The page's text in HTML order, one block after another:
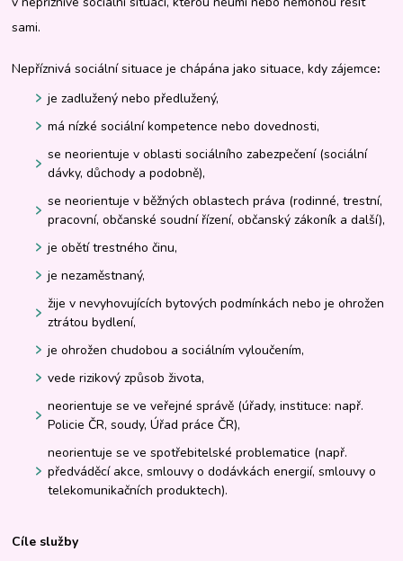
sami.
Nepříznivá sociální situace je chápána jako situace, kdy zájemce:
je zadlužený nebo předlužený,
má nízké sociální kompetence nebo dovednosti,
se neorientuje v oblasti sociálního zabezpečení (sociální
dávky, důchody a podobně),
se neorientuje v běžných oblastech práva (rodinné, trestní,
pracovní, občanské soudní řízení, občanský zákoník a další),
je obětí trestného činu,
je nezaměstnaný,
žije v nevyhovujících bytových podmínkách nebo je ohrožen
ztrátou bydlení,
je ohrožen chudobou a sociálním vyloučením,
vede rizikový způsob života,
neorientuje se ve veřejné správě (úřady, instituce: např.
Policie ČR, soudy, Úřad práce ČR),
neorientuje se ve spotřebitelské problematice (např.
předváděcí akce, smlouvy o dodávkách energií, smlouvy o
telekomunikačních produktech).
Cíle služby